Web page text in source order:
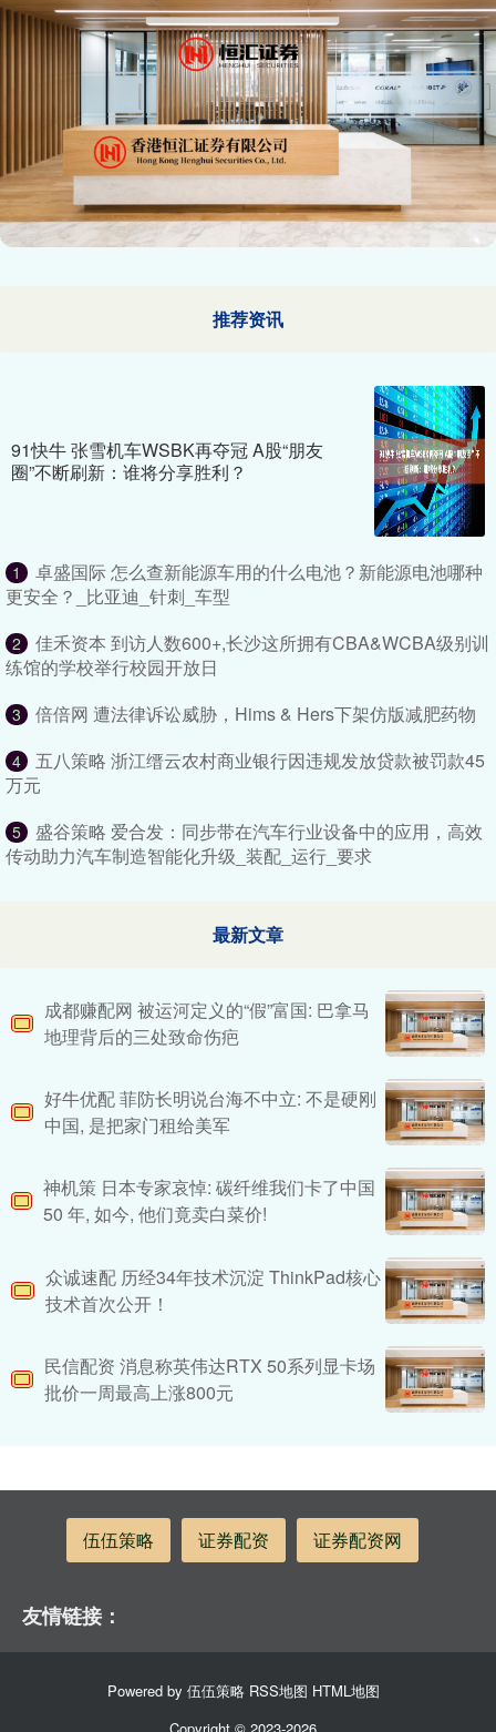
推荐资讯
91快牛 张雪机车WSBK再夺冠 A股“朋友
圈”不断刷新：谁将分享胜利？
1
卓盛国际 怎么查新能源车用的什么电池？新能源电池哪种
更安全？_比亚迪_针刺_车型
2
佳禾资本 到访人数600+,长沙这所拥有CBA&WCBA级别训
练馆的学校举行校园开放日
3 倍倍网 遭法律诉讼威胁，Hims & Hers下架仿版减肥药物
4
五八策略 浙江缙云农村商业银行因违规发放贷款被罚款45
万元
5
盛谷策略 爱合发：同步带在汽车行业设备中的应用，高效
传动助力汽车制造智能化升级_装配_运行_要求
最新文章
成都赚配网 被运河定义的“假”富国: 巴拿马
地理背后的三处致命伤疤
好牛优配 菲防长明说台海不中立: 不是硬刚
中国, 是把家门租给美军
神机策 日本专家哀悼: 碳纤维我们卡了中国
50 年, 如今, 他们竟卖白菜价!
众诚速配 历经34年技术沉淀 ThinkPad核心
技术首次公开！
民信配资 消息称英伟达RTX 50系列显卡场
批价一周最高上涨800元
伍伍策略 证券配资 证券配资网
友情链接：
Powered by 伍伍策略 RSS地图 HTML地图